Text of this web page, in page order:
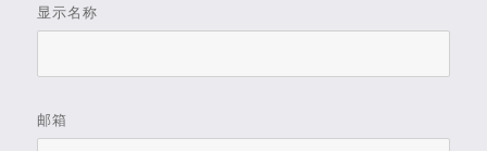
显示名称
邮箱